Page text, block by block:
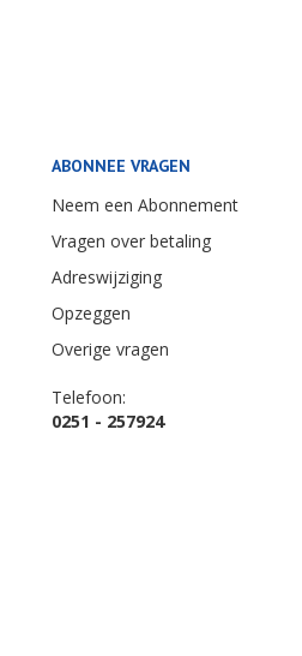
ABONNEE VRAGEN
Neem een Abonnement
Vragen over betaling
Adreswijziging
Opzeggen
Overige vragen
Telefoon:
0251 - 257924